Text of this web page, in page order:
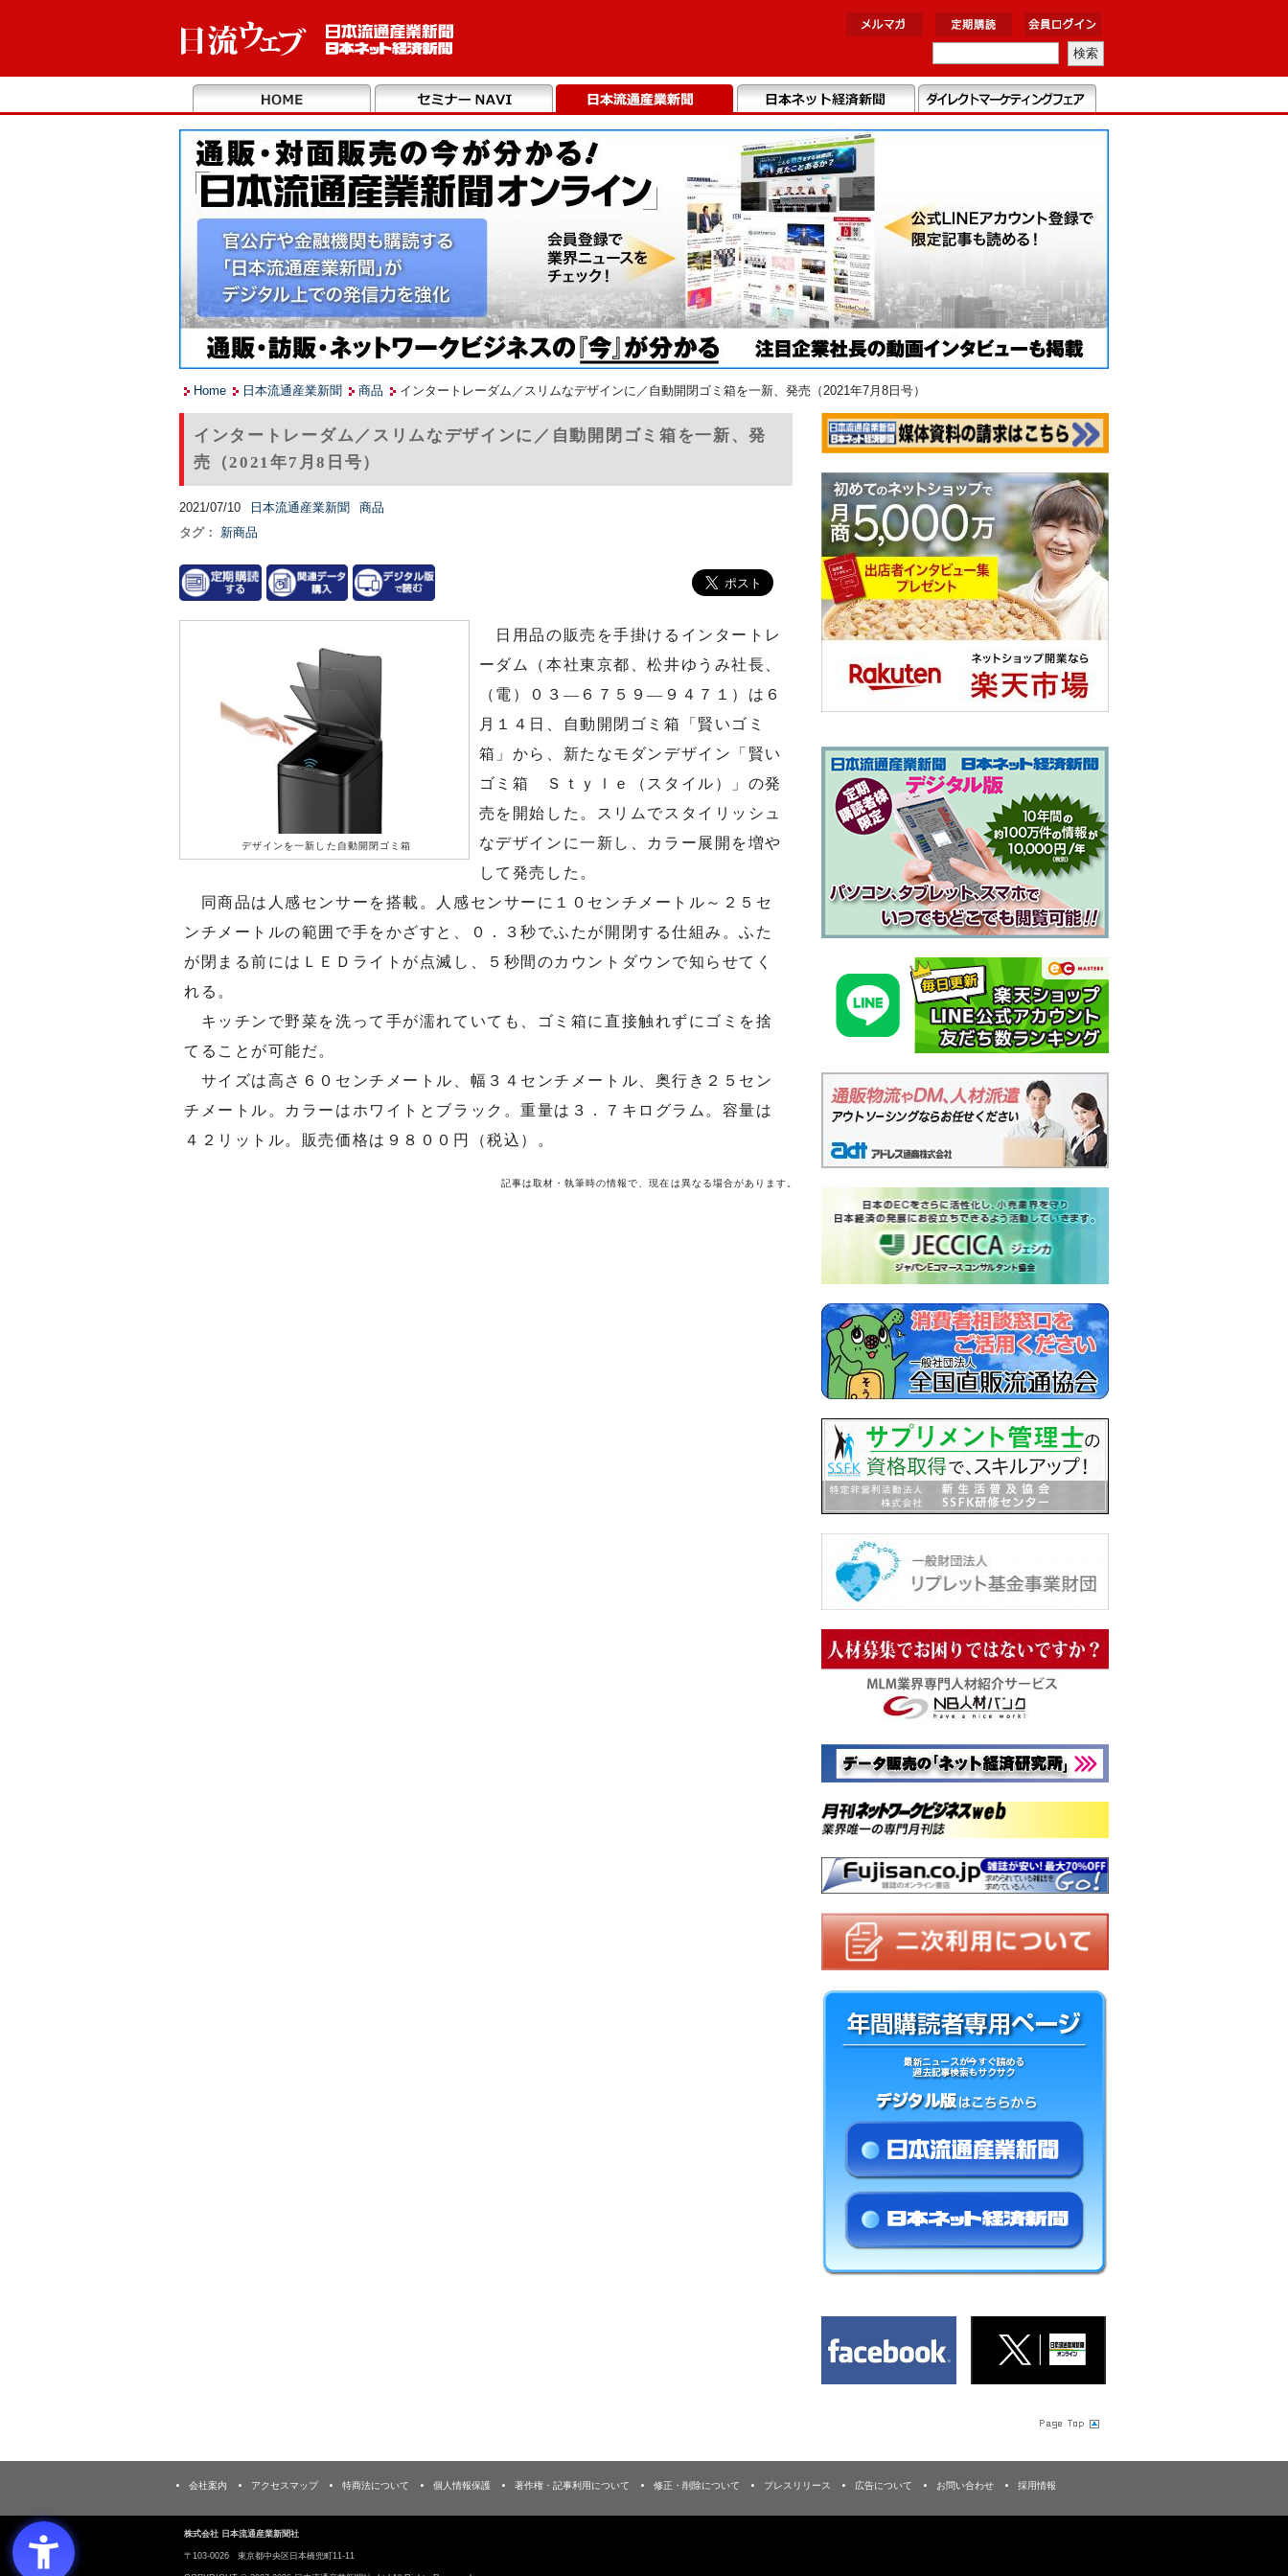
Home 日本流通産業新聞 商品 インタートレーダム／スリムなデザインに／自動開閉ゴミ箱を一新、発売（2021年7月8日号）
インタートレーダム／スリムなデザインに／自動開閉ゴミ箱を一新、発
売（2021年7月8日号）
2021/07/10 日本流通産業新聞
商品
タグ：
新商品
デザインを一新した自動開閉ゴミ箱
日用品の販売を手掛けるインタートレ
ーダム（本社東京都、松井ゆうみ社長、
（電）０３―６７５９―９４７１）は６
月１４日、自動開閉ゴミ箱「賢いゴミ
箱」から、新たなモダンデザイン「賢い
ゴミ箱 Ｓｔｙｌｅ（スタイル）」の発
売を開始した。スリムでスタイリッシュ
なデザインに一新し、カラー展開を増や
して発売した。
同商品は人感センサーを搭載。人感センサーに１０センチメートル～２５セ
ンチメートルの範囲で手をかざすと、０．３秒でふたが開閉する仕組み。ふた
が閉まる前にはＬＥＤライトが点滅し、５秒間のカウントダウンで知らせてく
れる。
キッチンで野菜を洗って手が濡れていても、ゴミ箱に直接触れずにゴミを捨
てることが可能だ。
サイズは高さ６０センチメートル、幅３４センチメートル、奥行き２５セン
チメートル。カラーはホワイトとブラック。重量は３．７キログラム。容量は
４２リットル。販売価格は９８００円（税込）。
記事は取材・執筆時の情報で、現在は異なる場合があります。
会社案内 アクセスマップ 特商法について 個人情報保護 著作権・記事利用について 修正・削除について プレスリリース 広告について お問い合わせ 採用情報
株式会社 日本流通産業新聞社
〒103‐0026 東京都中央区日本橋兜町11-11